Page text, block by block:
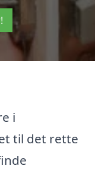
i
til det rette